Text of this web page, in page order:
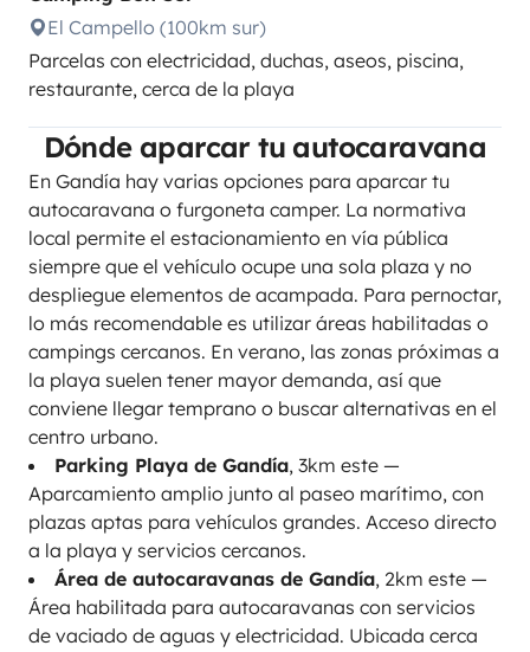
El Campello (100km sur)
Parcelas con electricidad, duchas, aseos, piscina,
restaurante, cerca de la playa
Dónde aparcar tu autocaravana
En Gandía hay varias opciones para aparcar tu
autocaravana o furgoneta camper. La normativa
local permite el estacionamiento en vía pública
siempre que el vehículo ocupe una sola plaza y no
despliegue elementos de acampada. Para pernoctar,
lo más recomendable es utilizar áreas habilitadas o
campings cercanos. En verano, las zonas próximas a
la playa suelen tener mayor demanda, así que
conviene llegar temprano o buscar alternativas en el
centro urbano.
Parking Playa de Gandía, 3km este —
Aparcamiento amplio junto al paseo marítimo, con
plazas aptas para vehículos grandes. Acceso directo
a la playa y servicios cercanos.
Área de autocaravanas de Gandía, 2km este —
Área habilitada para autocaravanas con servicios
de vaciado de aguas y electricidad. Ubicada cerca